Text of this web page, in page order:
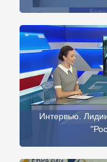
Интервью.